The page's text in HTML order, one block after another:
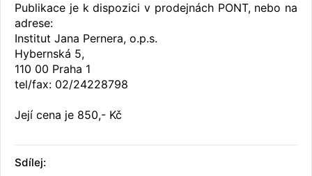
Publikace je k dispozici v prodejnách PONT, nebo na
adrese:
Institut Jana Pernera, o.p.s.
Hybernská 5,
110 00 Praha 1
tel/fax: 02/24228798
Její cena je 850,- Kč
Sdílej: